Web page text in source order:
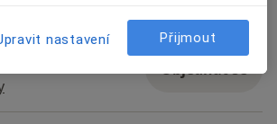
dentální
Objednat se
nastavení Přijmout